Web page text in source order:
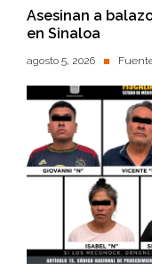
Asesinan a
en Sinaloa
agosto 5, 2026